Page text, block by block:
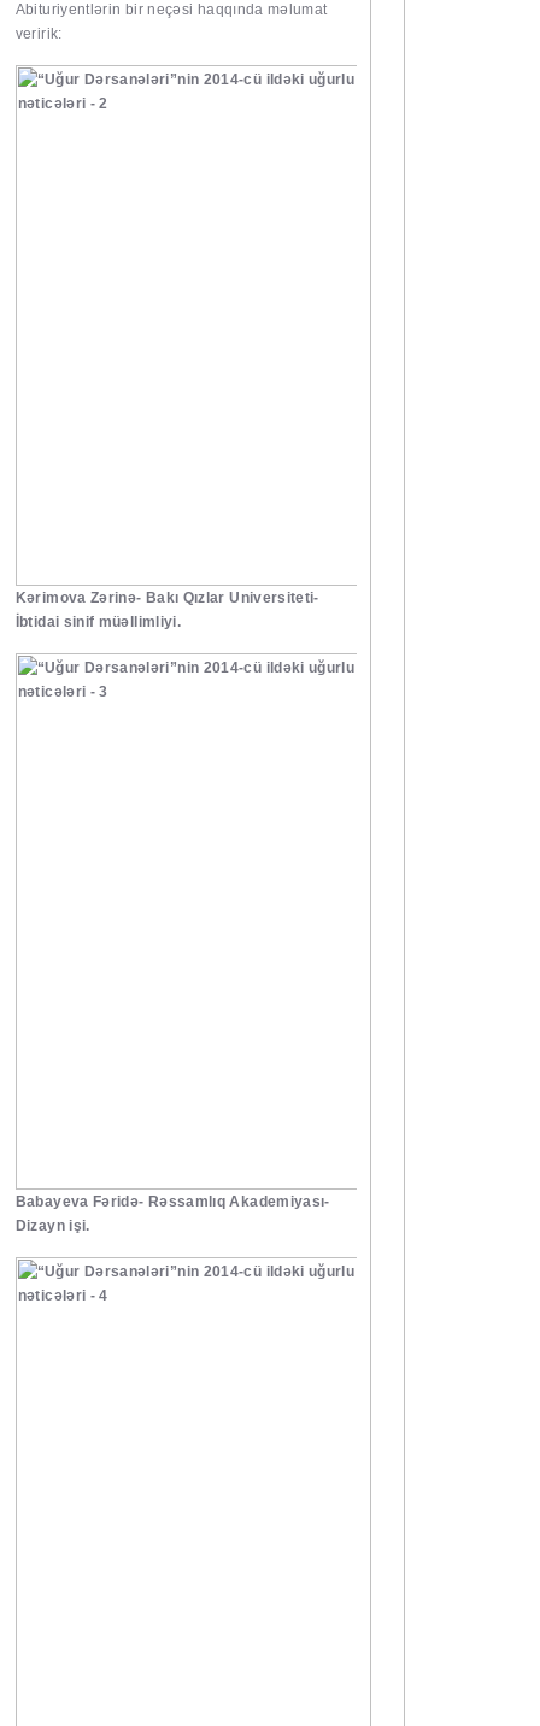
Abituriyentlərin bir neçəsi haqqında məlumat
veririk:
Kərimova Zərinə- Bakı Qızlar Universiteti-
İbtidai sinif müəllimliyi.
Babayeva Fəridə- Rəssamlıq Akademiyası-
Dizayn işi.